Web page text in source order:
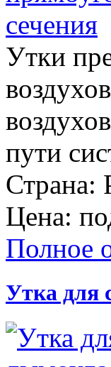
Утки
пути
Страна:
Цена:
Полное
Утка для